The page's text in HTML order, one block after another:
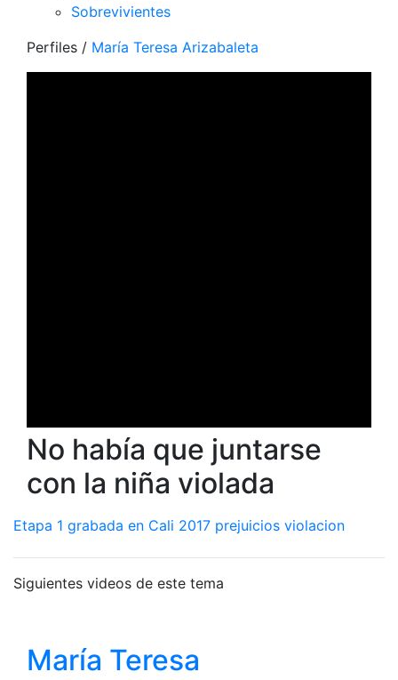
Sobrevivientes
Perfiles / María Teresa Arizabaleta
No había que juntarse
con la niña violada
Etapa 1 grabada en Cali 2017 prejuicios violacion
Siguientes videos de este tema
María Teresa